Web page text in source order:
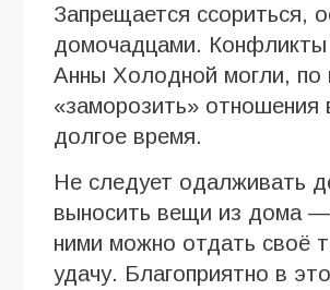
Запрещается ссориться,
домочадцами. Конфликты
Анны Холодной могли, по
«заморозить» отношения
долгое время.
Не следует одалживать
выносить вещи из дома
ними можно отдать своё
удачу. Благоприятно в